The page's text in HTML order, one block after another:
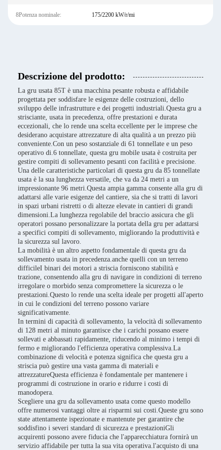
8Potenza nominale: 175/2200 kW/r/mi
Descrizione del prodotto:
La gru usata 85T è una macchina pesante robusta e affidabile
progettata per soddisfare le esigenze delle costruzioni, dello
sviluppo delle infrastrutture e dei progetti industriali.Questa gru a
strisciante, usata in precedenza, offre prestazioni e durata
eccezionali, che lo rende una scelta eccellente per le imprese che
desiderano acquistare attrezzature di alta qualità a un prezzo più
conveniente.Con un peso sostanziale di 61 tonnellate e un peso
operativo di.6 tonnellate, questa gru mobile usata è costruita per
gestire compiti di sollevamento pesanti con facilità e precisione.
Una delle caratteristiche particolari di questa gru da 85 tonnellate
usata è la sua lunghezza versatile, che va da 24 metri a un
impressionante 96 metri.Questa ampia gamma consente alla gru di
adattarsi alle varie esigenze del cantiere, sia che si tratti di lavori
in spazi urbani ristretti o di altezze elevate in cantieri di grandi
dimensioni.La lunghezza regolabile del braccio assicura che gli
operatori possano personalizzare la portata della gru per adattarsi
a specifici compiti di sollevamento, migliorando la produttività e
la sicurezza sul lavoro.
La mobilità è un altro aspetto fondamentale di questa gru da
sollevamento usata in precedenza.anche quelli con un terreno
difficileI binari dei motori a striscia forniscono stabilità e
trazione, consentendo alla gru di navigare in condizioni di terreno
irregolare o morbido senza compromettere la sicurezza o le
prestazioni.Questo lo rende una scelta ideale per progetti all'aperto
in cui le condizioni del terreno possono variare
significativamente.
In termini di capacità di sollevamento, la velocità di sollevamento
di 128 metri al minuto garantisce che i carichi possano essere
sollevati e abbassati rapidamente, riducendo al minimo i tempi di
fermo e migliorando l'efficienza operativa complessiva.La
combinazione di velocità e potenza significa che questa gru a
striscia può gestire una vasta gamma di materiali e
attrezzatureQuesta efficienza è fondamentale per mantenere i
programmi di costruzione in orario e ridurre i costi di
manodopera.
Scegliere una gru da sollevamento usata come questo modello
offre numerosi vantaggi oltre ai risparmi sui costi.Queste gru sono
state attentamente ispezionate e mantenute per garantire che
soddisfino i severi standard di sicurezza e prestazioniGli
acquirenti possono avere fiducia che l'apparecchiatura fornirà un
servizio affidabile per tutta la sua vita operativa.l'acquisto di una